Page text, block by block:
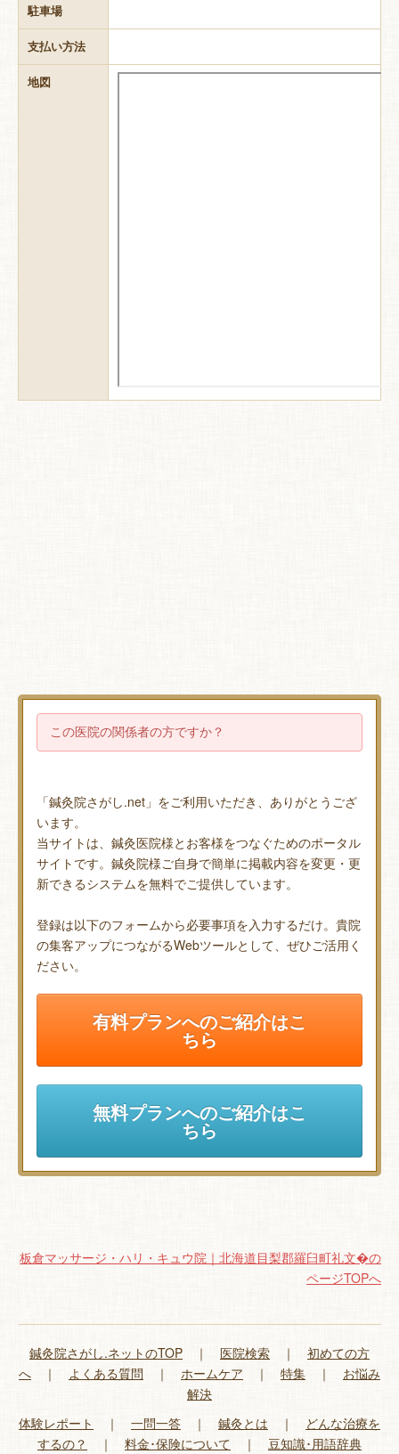
駐車場
支払い方法
地図
この医院の関係者の方ですか？
「鍼灸院さがし.net」をご利用いただき、ありがとうござ
います。
当サイトは、鍼灸医院様とお客様をつなぐためのポータル
サイトです。鍼灸院様ご自身で簡単に掲載内容を変更・更
新できるシステムを無料でご提供しています。
登録は以下のフォームから必要事項を入力するだけ。貴院
の集客アップにつながるWebツールとして、ぜひご活用く
ださい。
有料プランへのご紹介はこ
ちら
無料プランへのご紹介はこ
ちら
板倉マッサージ・ハリ・キュウ院｜北海道目梨郡羅臼町礼文�の
ページTOPへ
鍼灸院さがし.ネットのTOP ｜ 医院検索 ｜ 初めての方
へ ｜ よくある質問 ｜ ホームケア ｜ 特集 ｜ お悩み
解決
体験レポート
｜ 一問一答 ｜ 鍼灸とは ｜ どんな治療を
するの？
｜ 料金･保険について ｜ 豆知識･用語辞典